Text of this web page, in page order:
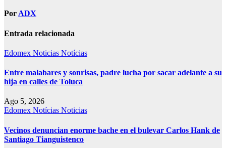
Por ADX
Entrada relacionada
Edomex Noticias Notícias
Entre malabares y sonrisas, padre lucha por sacar adelante a su
hija en calles de Toluca
Ago 5, 2026
Edomex Notícias Noticias
Vecinos denuncian enorme bache en el bulevar Carlos Hank de
Santiago Tianguistenco